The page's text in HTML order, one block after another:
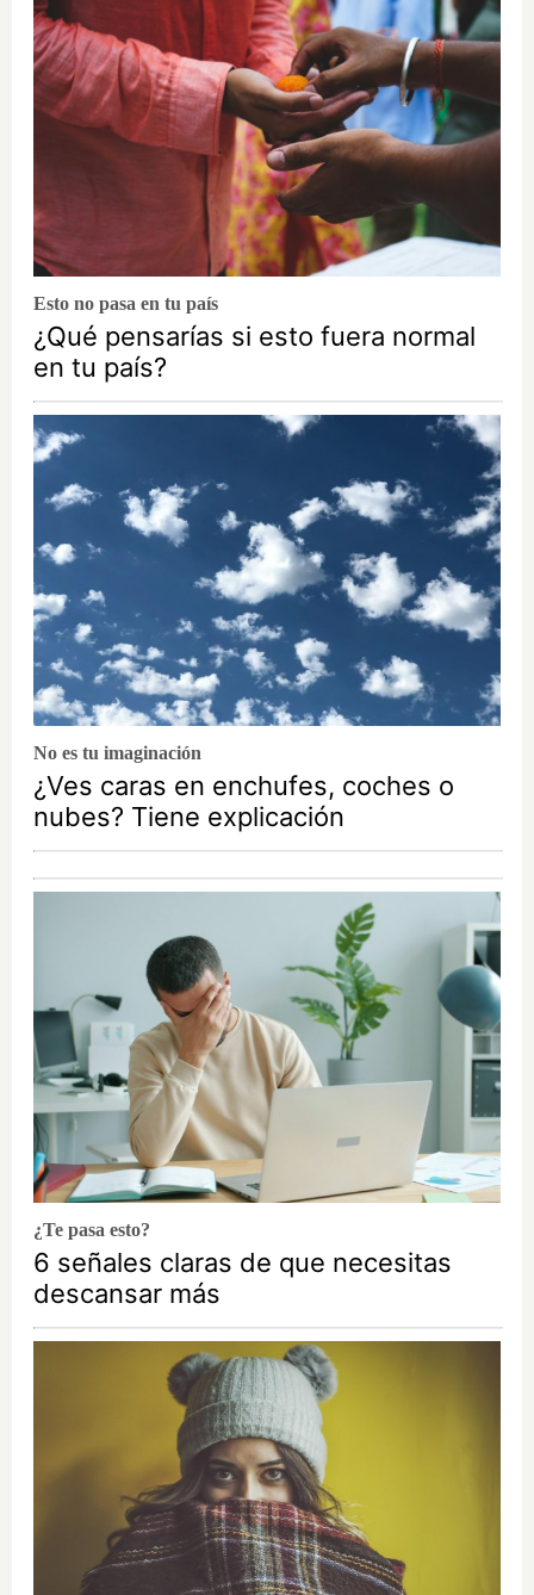
Esto no pasa en tu país
¿Qué pensarías si esto fuera normal
en tu país?
No es tu imaginación
¿Ves caras en enchufes, coches o
nubes? Tiene explicación
¿Te pasa esto?
6 señales claras de que necesitas
descansar más